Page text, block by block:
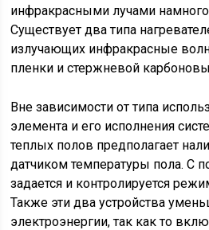
инфракрасными лучами
Существует два типа
излучающих инфракрасные
пленки и стержневой
Вне зависимости от типа
элемента и его исполнения
теплых полов предполагает
датчиком температуры пола. С
задается и контролируется
Также эти два устройства
электроэнергии, так как то